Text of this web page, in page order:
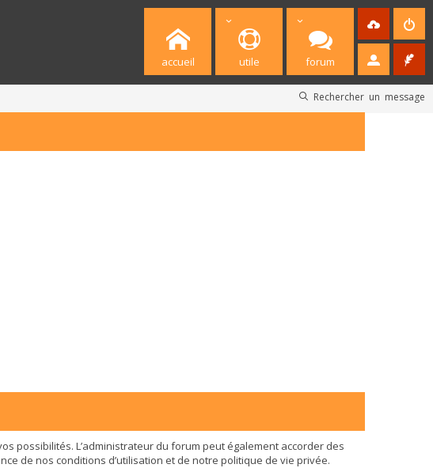
accueil utile forum
Rechercher un message
possibilités. L’administrateur du forum peut également accorder des
de nos conditions d’utilisation et de notre politique de vie privée.